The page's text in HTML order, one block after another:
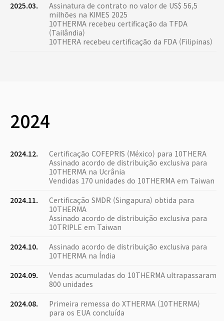
2025.03.
Assinatura de contrato no valor de US$ 56,5
milhões na KIMES 2025
10THERMA recebeu certificação da TFDA
(Tailândia)
10THERA recebeu certificação da FDA (Filipinas)
2024
2024.12.
Certificação COFEPRIS (México) para 10THERA
Assinado acordo de distribuição exclusiva para
10THERMA na Ucrânia
Vendidas 170 unidades do 10THERMA em Taiwan
2024.11.
Certificação SMDR (Singapura) obtida para
10THERMA
Assinado acordo de distribuição exclusiva para
10TRIPLE em Taiwan
2024.10.
Assinado acordo de distribuição exclusiva para
10THERMA na Índia
2024.09.
Vendas acumuladas do 10THERMA ultrapassaram
800 unidades
2024.08.
Primeira remessa do XTHERMA (10THERMA)
para os EUA concluída